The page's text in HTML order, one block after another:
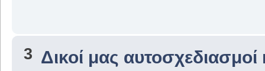
3 Δικοί μας αυτοσχεδιασμοί